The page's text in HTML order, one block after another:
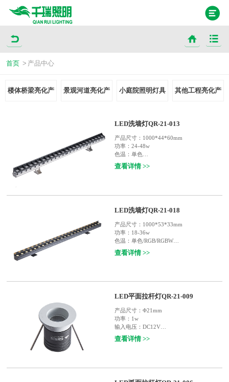
首页 > 产品中心
楼体桥梁亮化产 景观河道亮化产 小庭院照明灯具 其他工程亮化产
LED洗墙灯QR-21-013
产品尺寸： 1000*44*60mm
功率： 24-48w
色温： 单色
输入电压：
使用寿命：
防护等级：IP65
院，宾馆，酒楼，桥梁，户外广告等
查看详情 >>
LED洗墙灯QR-21-018
产品尺寸： 1000*53*33mm
功率： 18-36w
色温： 单色/RGB/RGBW
输入电压：
使用寿命：
适用范围：户外楼宇轮廓装饰照明，如：庭
查看详情 >>
LED平面拉杆灯QR-21-009
产品尺寸： Φ21mm
功率： 1w
输入电压： DC12V
使用寿命：
灯体材质：
适用范围：体育场馆看台栏杆 , 人行道栏
查看详情 >>